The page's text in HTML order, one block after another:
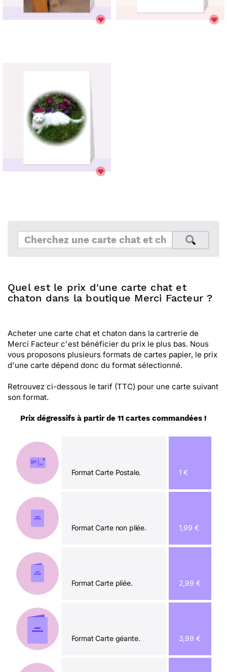
Quel est le prix d'une carte chat et
chaton dans la boutique Merci Facteur ?
Acheter une carte chat et chaton dans la cartrerie de
Merci Facteur c'est bénéficier du prix le plus bas. Nous
vous proposons plusieurs formats de cartes papier, le prix
d'une carte dépend donc du format sélectionné.
Retrouvez ci-dessous le tarif (TTC) pour une carte suivant
son format.
Prix dégressifs à partir de 11 cartes commandées !
Format Carte Postale. 1 €
Format Carte non pliée. 1,99 €
Format Carte pliée. 2,99 €
Format Carte géante. 3,99 €